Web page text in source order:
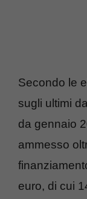
Secondo le
sugli ultimi
da gennaio
ammesso
euro, di cui